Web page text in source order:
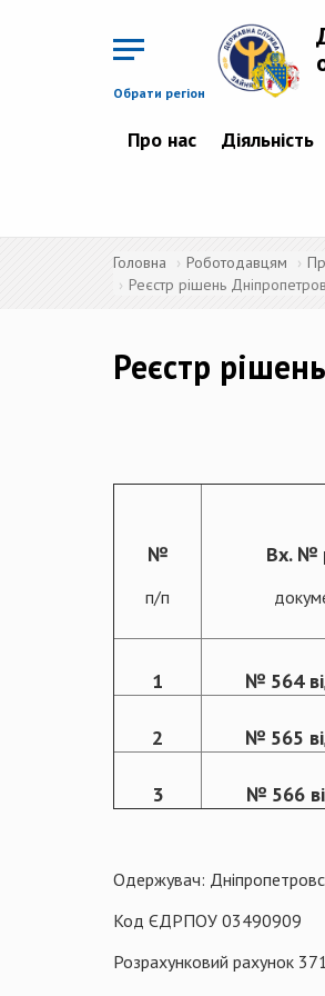
Обрати регіон
Про нас Діяльність
Головна Роботодавцям
Реєстр рішень
Реєстр
№
п/п
Вх. №
1 № 564
2 № 565
3 № 566
Одержувач:
Код ЄДРПОУ 03490909
Розрахунковий рахунок